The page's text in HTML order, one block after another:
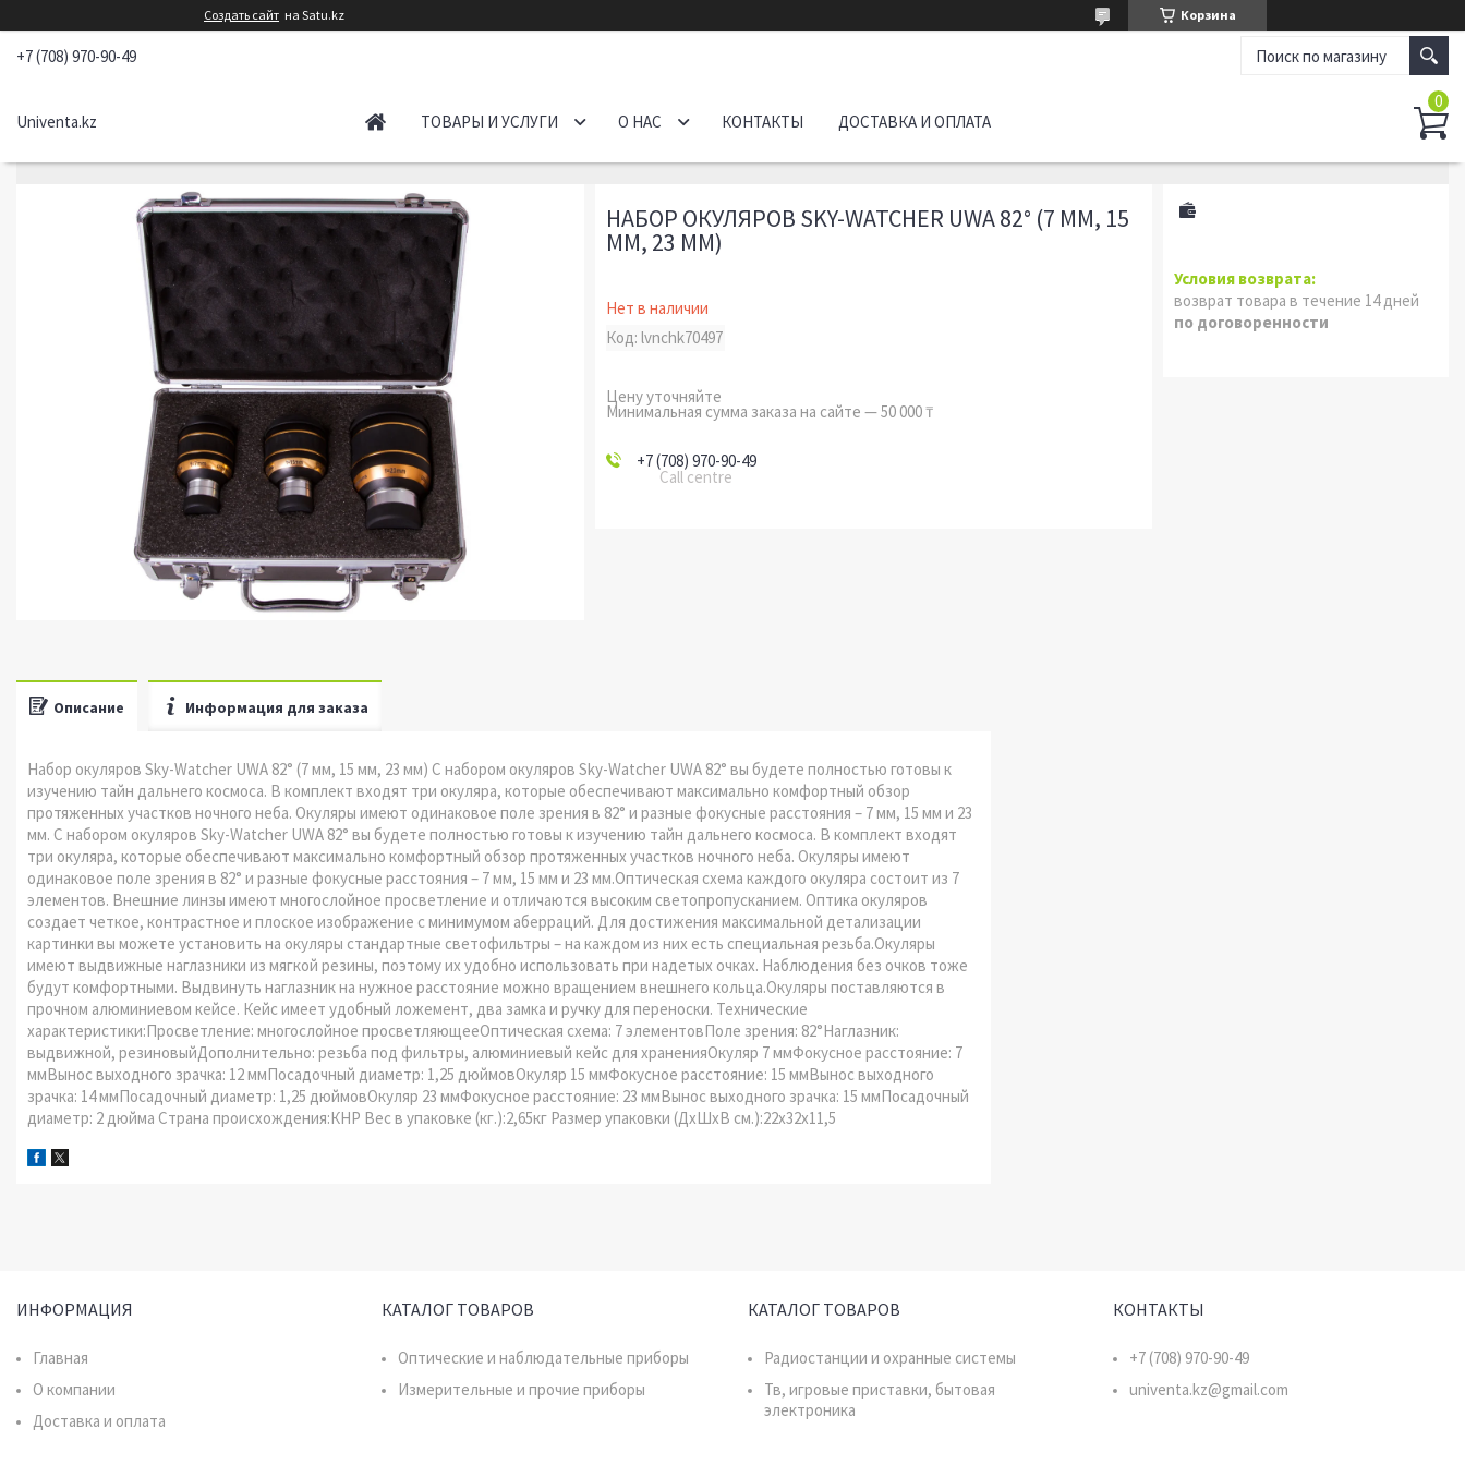
Создать сайт на Satu.kz Корзина
+7 (708) 970-90-49
Univenta.kz ТОВАРЫ И УСЛУГИ О НАС КОНТАКТЫ ДОСТАВКА И ОПЛАТА
НАБОР ОКУЛЯРОВ SKY-WATCHER UWA 82° (7 ММ, 15
ММ, 23 ММ)
Нет в наличии
Код:lvnchk70497
Цену уточняйте
Минимальная сумма заказа на сайте — 50 000 ₸
+7 (708) 970-90-49
Call centre
возврат товара в течение 14 дней
по договоренности
Описание Информация для заказа
Набор окуляров Sky-Watcher UWA 82° (7 мм, 15 мм, 23 мм) С набором окуляров Sky-Watcher UWA 82° вы будете полностью готовы к
изучению тайн дальнего космоса. В комплект входят три окуляра, которые обеспечивают максимально комфортный обзор
протяженных участков ночного неба. Окуляры имеют одинаковое поле зрения в 82° и разные фокусные расстояния – 7 мм, 15 мм и 23
мм. С набором окуляров Sky-Watcher UWA 82° вы будете полностью готовы к изучению тайн дальнего космоса. В комплект входят
три окуляра, которые обеспечивают максимально комфортный обзор протяженных участков ночного неба. Окуляры имеют
одинаковое поле зрения в 82° и разные фокусные расстояния – 7 мм, 15 мм и 23 мм.Оптическая схема каждого окуляра состоит из 7
элементов. Внешние линзы имеют многослойное просветление и отличаются высоким светопропусканием. Оптика окуляров
создает четкое, контрастное и плоское изображение с минимумом аберраций. Для достижения максимальной детализации
картинки вы можете установить на окуляры стандартные светофильтры – на каждом из них есть специальная резьба.Окуляры
имеют выдвижные наглазники из мягкой резины, поэтому их удобно использовать при надетых очках. Наблюдения без очков тоже
будут комфортными. Выдвинуть наглазник на нужное расстояние можно вращением внешнего кольца.Окуляры поставляются в
прочном алюминиевом кейсе. Кейс имеет удобный ложемент, два замка и ручку для переноски. Технические
характеристики:Просветление: многослойное просветляющееОптическая схема: 7 элементовПоле зрения: 82°Наглазник:
выдвижной, резиновыйДополнительно: резьба под фильтры, алюминиевый кейс для храненияОкуляр 7 ммФокусное расстояние: 7
ммВынос выходного зрачка: 12 ммПосадочный диаметр: 1,25 дюймовОкуляр 15 ммФокусное расстояние: 15 ммВынос выходного
зрачка: 14 ммПосадочный диаметр: 1,25 дюймовОкуляр 23 ммФокусное расстояние: 23 ммВынос выходного зрачка: 15 ммПосадочный
диаметр: 2 дюйма Страна происхождения:КНР Вес в упаковке (кг.):2,65кг Размер упаковки (ДхШхВ см.):22x32x11,5
ИНФОРМАЦИЯ
Главная
О компании
Доставка и оплата
КАТАЛОГ ТОВАРОВ
Оптические и наблюдательные приборы
Измерительные и прочие приборы
КАТАЛОГ ТОВАРОВ
Радиостанции и охранные системы
Тв, игровые приставки, бытовая
электроника
КОНТАКТЫ
+7 (708) 970-90-49
univenta.kz@gmail.com